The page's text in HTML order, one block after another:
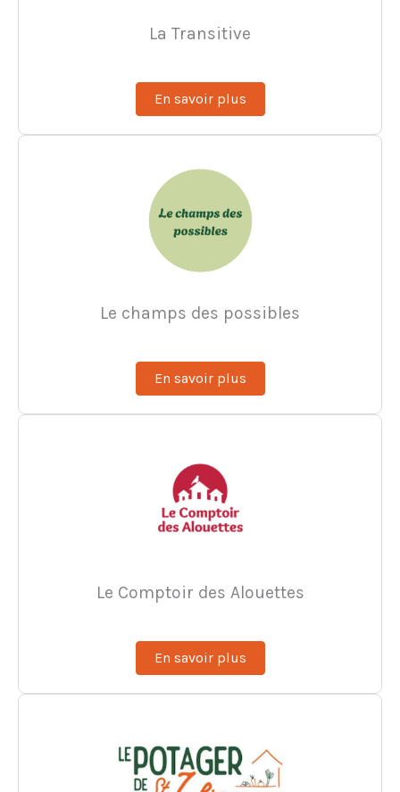
La Transitive
En savoir plus
Le champs des possibles
En savoir plus
Le Comptoir des Alouettes
En savoir plus